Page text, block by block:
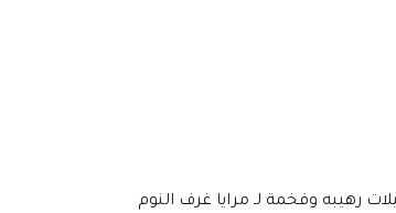
رهيبه وفخمة لـ مرايا غرف النوم